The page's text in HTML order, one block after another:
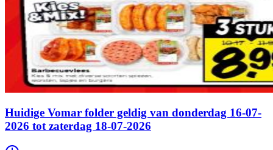
Huidige Vomar folder geldig van donderdag 16-07-
2026 tot zaterdag 18-07-2026